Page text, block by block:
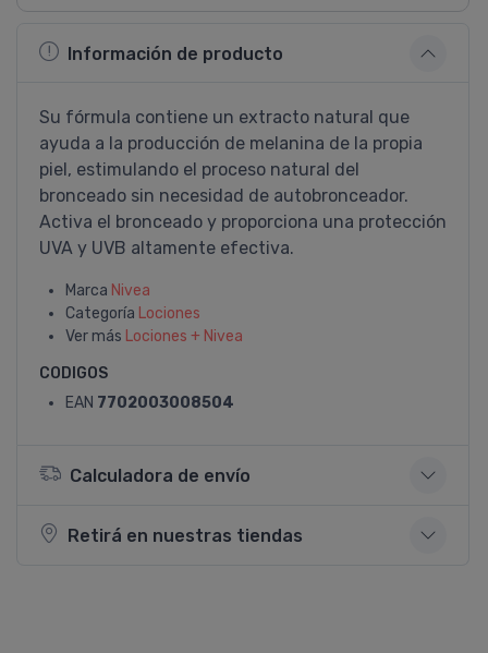
Información de producto
Su fórmula contiene un extracto natural que
ayuda a la producción de melanina de la propia
piel, estimulando el proceso natural del
bronceado sin necesidad de autobronceador.
Activa el bronceado y proporciona una protección
UVA y UVB altamente efectiva.
Marca Nivea
Categoría Lociones
Ver más Lociones + Nivea
CODIGOS
EAN 7702003008504
Calculadora de envío
Retirá en nuestras tiendas